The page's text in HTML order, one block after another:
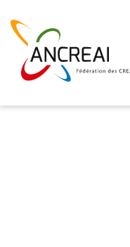
content
ANCREAI